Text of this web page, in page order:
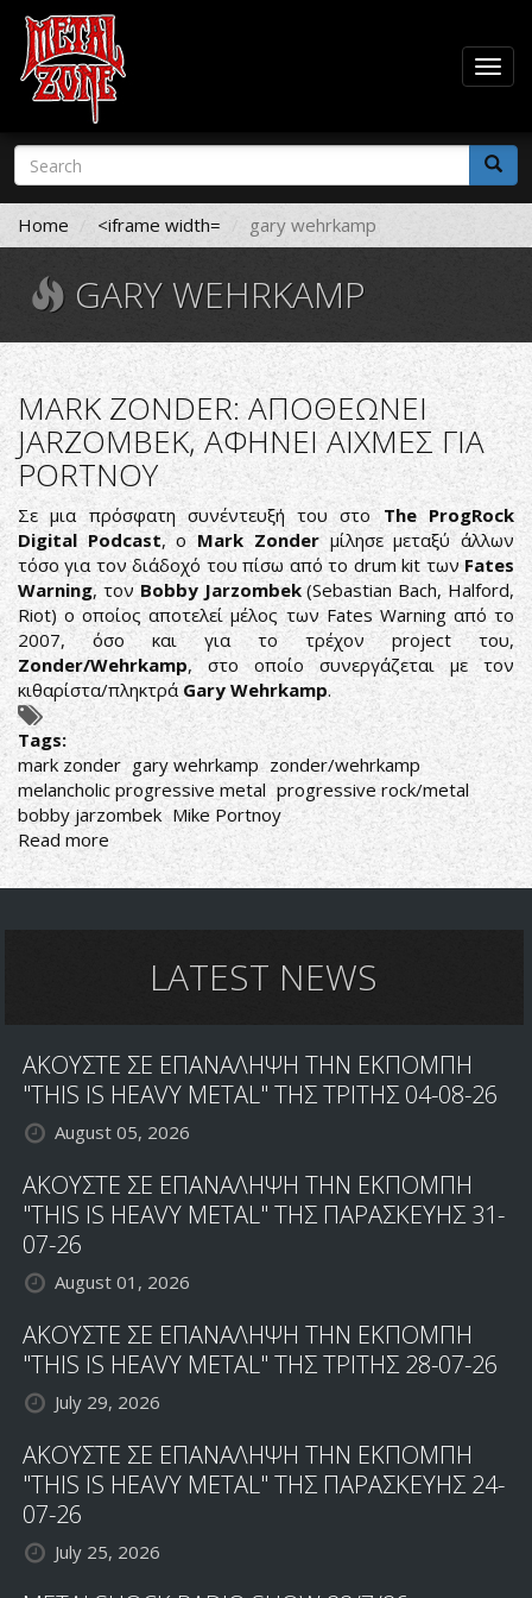
Skip
main
content
Search
form
Search
Home <iframe width= gary wehrkamp
GARY WEHRKAMP
MARK ZONDER: ΑΠΟΘΕΩΝΕΙ
JARZOMBEK, ΑΦΗΝΕΙ ΑΙΧΜΕΣ ΓΙΑ
PORTNOY
Σε μια πρόσφατη συνέντευξή του στο The ProgRock
Digital Podcast, oMark Zonderμίλησε μεταξύ άλλων
τόσο για τον διάδοχό του πίσω από το drum kit τωνFates
Warning, τονBobby Jarzombek(Sebastian Bach, Halford,
Riot) ο οποίος αποτελεί μέλος των Fates Warning από το
2007, όσο και για το τρέχον project του,
Zonder/Wehrkamp, στο οποίο συνεργάζεται με τον
κιθαρίστα/πληκτράGary Wehrkamp.
Tags:
mark zonder gary wehrkamp zonder/wehrkamp
melancholic progressive metal progressive rock/metal
bobby jarzombek Mike Portnoy
Read moreabout
MARK
ZONDER:
ΑΦΗΝΕΙ
ΑΙΧΜΕΣLATEST NEWS
ΑΚΟΥΣΤΕ ΣΕ ΕΠΑΝΑΛΗΨΗ ΤΗΝ ΕΚΠΟΜΠΗ
"THIS IS HEAVY METAL" ΤΗΣ ΤΡΙΤΗΣ 04-08-26
August 05, 2026
ΑΚΟΥΣΤΕ ΣΕ ΕΠΑΝΑΛΗΨΗ ΤΗΝ ΕΚΠΟΜΠΗ
"THIS IS HEAVY METAL" ΤΗΣ ΠΑΡΑΣΚΕΥΗΣ 31-
07-26
August 01, 2026
ΑΚΟΥΣΤΕ ΣΕ ΕΠΑΝΑΛΗΨΗ ΤΗΝ ΕΚΠΟΜΠΗ
"THIS IS HEAVY METAL" ΤΗΣ ΤΡΙΤΗΣ 28-07-26
July 29, 2026
ΑΚΟΥΣΤΕ ΣΕ ΕΠΑΝΑΛΗΨΗ ΤΗΝ ΕΚΠΟΜΠΗ
"THIS IS HEAVY METAL" ΤΗΣ ΠΑΡΑΣΚΕΥΗΣ 24-
07-26
July 25, 2026